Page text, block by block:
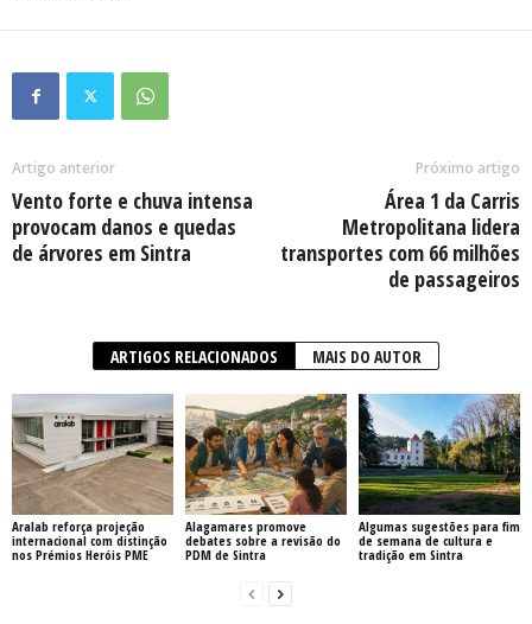
Artigo anterior
Vento forte e chuva intensa
provocam danos e quedas
de árvores em Sintra
Próximo artigo
Área 1 da Carris
Metropolitana lidera
transportes com 66 milhões
de passageiros
ARTIGOS RELACIONADOS MAIS DO AUTOR
Aralab reforça projeção
internacional com distinção
nos Prémios Heróis PME
Alagamares promove
debates sobre a revisão do
PDM de Sintra
Algumas sugestões para fim
de semana de cultura e
tradição em Sintra